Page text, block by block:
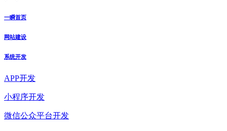
一瞬首页
网站建设
系统开发
APP开发
小程序开发
微信公众平台开发